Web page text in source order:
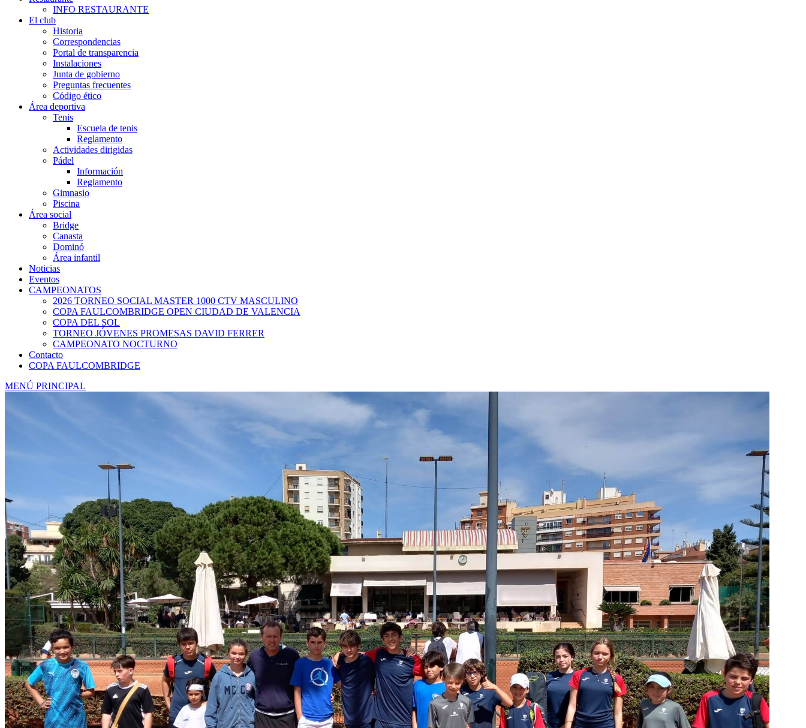
INFO RESTAURANTE
El club
Historia
Correspondencias
Portal de transparencia
Instalaciones
Junta de gobierno
Preguntas frecuentes
Código ético
Área deportiva
Tenis
Escuela de tenis
Reglamento
Actividades dirigidas
Pádel
Información
Reglamento
Gimnasio
Piscina
Área social
Bridge
Canasta
Dominó
Área infantil
Noticias
Eventos
CAMPEONATOS
2026 TORNEO SOCIAL MASTER 1000 CTV MASCULINO
COPA FAULCOMBRIDGE OPEN CIUDAD DE VALENCIA
COPA DEL SOL
TORNEO JÓVENES PROMESAS DAVID FERRER
CAMPEONATO NOCTURNO
Contacto
COPA FAULCOMBRIDGE
MENÚ PRINCIPAL